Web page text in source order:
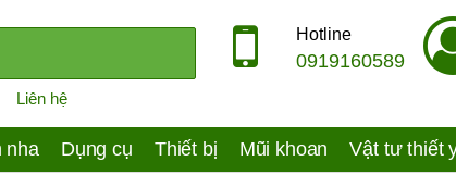
Liên hệ
Hotline
0919160589
nha Dụng cụ Thiết bị Mũi khoan Vật tư thiết